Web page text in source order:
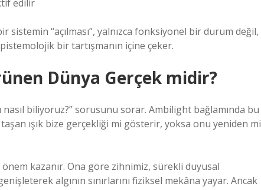
edilir
sistemin “açılması”, yalnızca fonksiyonel bir durum değil,
bir tartışmanın içine çeker.
Dünya Gerçek midir?
biliyoruz?” sorusunu sorar. Ambilight bağlamında bu
ışık bize gerçekliği mi gösterir, yoksa onu yeniden mi
kazanır. Ona göre zihnimiz, sürekli duyusal
algının sınırlarını fiziksel mekâna yayar. Ancak